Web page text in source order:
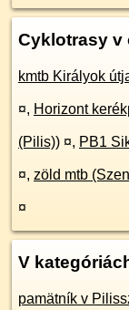
Cyklotrasy v
kmtb Királyok
¤, Horizont
(Pilis)) ¤, PB1
¤, zöld mtb
¤
V
pamätník v